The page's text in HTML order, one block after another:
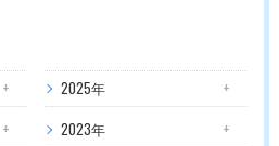
2025年
2023年